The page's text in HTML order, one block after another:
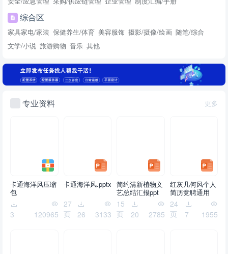
综合区
家具家电/家装 保健养生/体育 美容服饰 摄影/摄像/绘画 随笔/综合
文学/小说 旅游购物 音乐 其他
更多
专业资料
卡通海洋风压缩
包
3 120965
卡通海洋风.pptx
27
页
26 3133
简约清新植物文
艺总结汇报ppt
模板.pptx
15
页
20 2785
红灰几何风个人
简历竞聘通用
ppt模板.pptx
24
页
7 1955